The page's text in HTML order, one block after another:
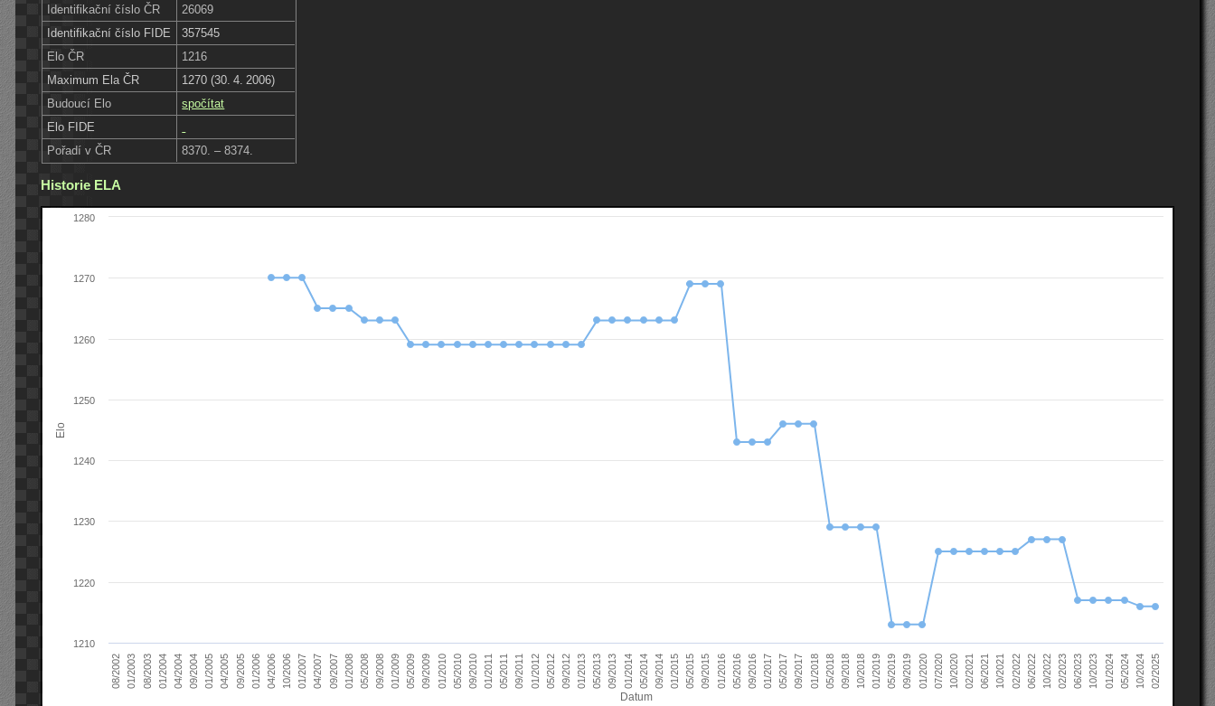
Identifikační číslo ČR
26069
Identifikační číslo FIDE
357545
Elo ČR
1216
Maximum Ela ČR
1270 (30. 4. 2006)
Budoucí Elo
spočítat
Elo FIDE
Pořadí v ČR
8370. – 8374.
Historie ELA
Datum
Elo
08/2002 01/2003 08/2003 01/2004 04/2004 09/2004 01/2005 04/2005 09/2005 01/2006 04/2006 10/2006 01/2007 04/2007 09/2007 01/2008 05/2008 09/2008 01/2009 05/2009 09/2009 01/2010 05/2010 09/2010 01/2011 05/2011 09/2011 01/2012 05/2012 09/2012 01/2013 05/2013 09/2013 01/2014 05/2014 09/2014 01/2015 05/2015 09/2015 01/2016 05/2016 09/2016 01/2017 05/2017 09/2017 01/2018 05/2018 09/2018 10/2018 01/2019 05/2019 09/2019 01/2020 07/2020 10/2020 02/2021 06/2021 10/2021 02/2022 06/2022 10/2022 02/2023 06/2023 10/2023 01/2024 05/2024 10/2024 02/2025
1210
1220
1230
1240
1250
1260
1270
1280